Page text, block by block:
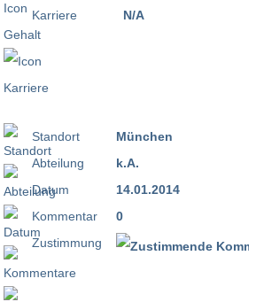
Karriere
N/A
Standort
Abteilung
Datum
Kommentar
Zustimmung
München
k.A.
14.01.2014
0